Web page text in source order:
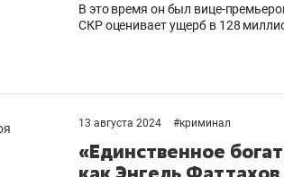
В это время он был вице-
СКР оценивает ущерб в 128
13 августа 2024 #криминал
«Единственное